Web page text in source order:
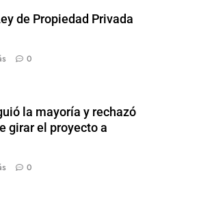
de Propiedad Privada
0
la mayoría y rechazó
girar el proyecto a
0